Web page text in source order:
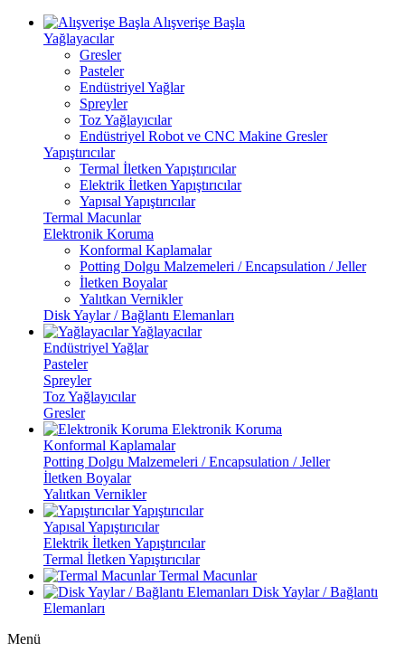
Alışverişe Başla
Yağlayacılar
Gresler
Pasteler
Endüstriyel Yağlar
Spreyler
Toz Yağlayıcılar
Endüstriyel Robot ve CNC Makine Gresler
Yapıştırıcılar
Termal İletken Yapıştırıcılar
Elektrik İletken Yapıştırıcılar
Yapısal Yapıştırıcılar
Termal Macunlar
Elektronik Koruma
Konformal Kaplamalar
Potting Dolgu Malzemeleri / Encapsulation / Jeller
İletken Boyalar
Yalıtkan Vernikler
Disk Yaylar / Bağlantı Elemanları
Yağlayacılar
Endüstriyel Yağlar
Pasteler
Spreyler
Toz Yağlayıcılar
Gresler
Elektronik Koruma
Konformal Kaplamalar
Potting Dolgu Malzemeleri / Encapsulation / Jeller
İletken Boyalar
Yalıtkan Vernikler
Yapıştırıcılar
Yapısal Yapıştırıcılar
Elektrik İletken Yapıştırıcılar
Termal İletken Yapıştırıcılar
Termal Macunlar
Disk Yaylar / Bağlantı
Elemanları
Menü